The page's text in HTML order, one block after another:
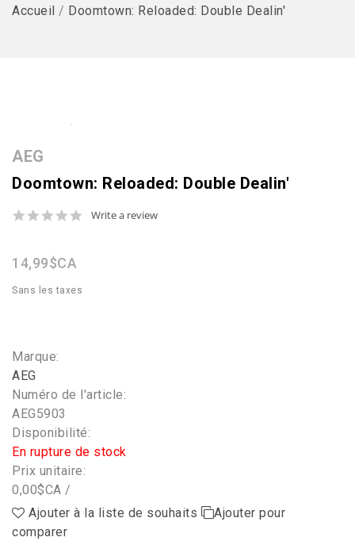
Accueil / Doomtown: Reloaded: Double Dealin'
AEG
Doomtown: Reloaded: Double Dealin'
0.0
Write a review
14,99$CA
Sans les taxes
Marque:
AEG
Numéro de l'article:
AEG5903
Disponibilité:
En rupture de stock
Prix unitaire:
0,00$CA /
Ajouter à la liste de souhaits
Ajouter pour
comparer